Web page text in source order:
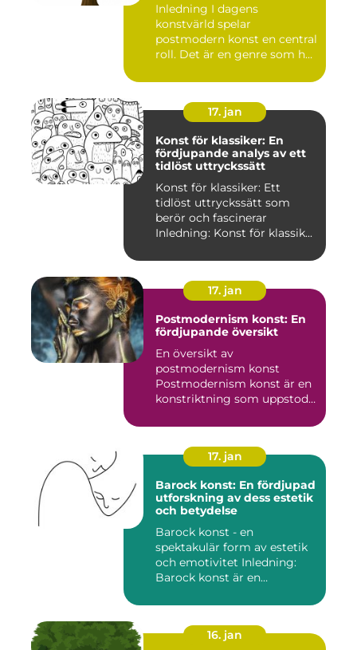
Inledning I dagens
konstvärld spelar
postmodern konst en central
roll. Det är en genre som har
17. jan
Konst för klassiker: En
fördjupande analys av ett
tidlöst uttryckssätt
Konst för klassiker: Ett
tidlöst uttryckssätt som
berör och fascinerar
Inledning: Konst för klassik...
17. jan
Postmodernism konst: En
fördjupande översikt
En översikt av
postmodernism konst
Postmodernism konst är en
konstriktning som uppstod
17. jan
Barock konst: En fördjupad
utforskning av dess estetik
och betydelse
Barock konst - en
spektakulär form av estetik
och emotivitet Inledning:
Barock konst är en
16. jan